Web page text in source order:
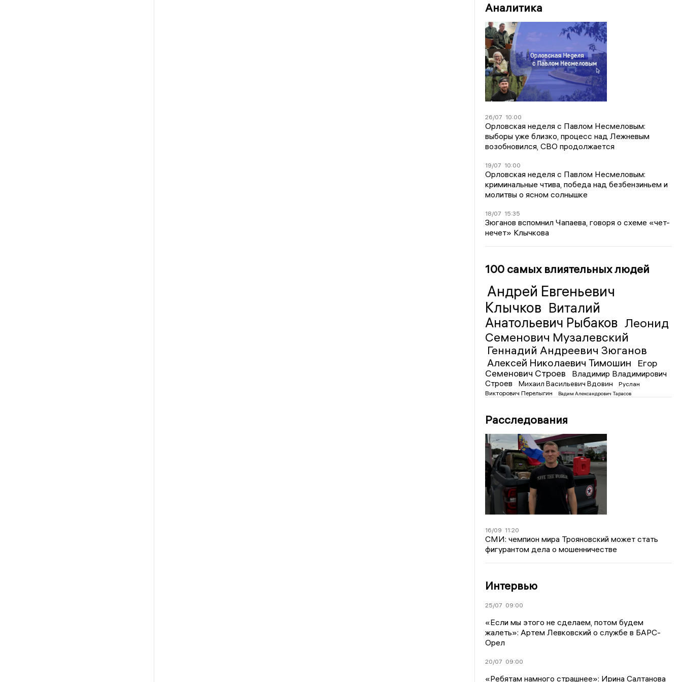
Аналитика
26/07 10:00
Орловская неделя с Павлом Несмеловым:
выборы уже близко, процесс над Лежневым
возобновился, СВО продолжается
19/07 10:00
Орловская неделя с Павлом Несмеловым:
криминальные чтива, победа над безбензиньем и
молитвы о ясном солнышке
18/07 15:35
Зюганов вспомнил Чапаева, говоря о схеме «чет-
нечет» Клычкова
100 самых влиятельных людей
Андрей Евгеньевич
Клычков Виталий
Анатольевич Рыбаков Леонид
Семенович Музалевский
Геннадий Андреевич Зюганов
Алексей Николаевич Тимошин
Егор
Семенович Строев
Владимир Владимирович
Строев
Михаил Васильевич Вдовин
Руслан
Викторович Перелыгин
Вадим Александрович Тарасов
Расследования
16/09 11:20
СМИ: чемпион мира Трояновский может стать
фигурантом дела о мошенничестве
Интервью
25/07 09:00
«Если мы этого не сделаем, потом будем
жалеть»: Артем Левковский о службе в БАРС-
Орел
20/07 09:00
«Ребятам намного страшнее»: Ирина Салтанова